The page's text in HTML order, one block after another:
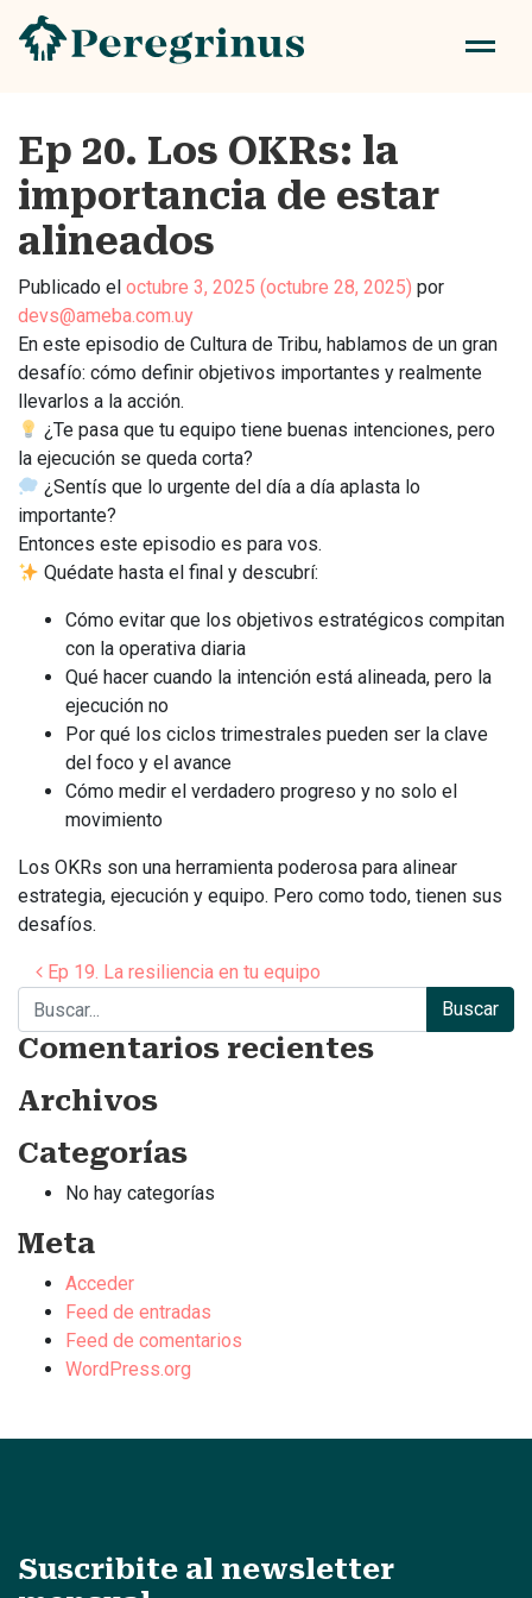
Ep 20. Los OKRs: la
importancia de estar
alineados
Publicado el octubre 3, 2025 (octubre 28, 2025) por
devs@ameba.com.uy
En este episodio de Cultura de Tribu, hablamos de un gran
desafío: cómo definir objetivos importantes y realmente
llevarlos a la acción.
¿Te pasa que tu equipo tiene buenas intenciones, pero
la ejecución se queda corta?
¿Sentís que lo urgente del día a día aplasta lo
importante?
Entonces este episodio es para vos.
Quédate hasta el final y descubrí:
Cómo evitar que los objetivos estratégicos compitan
con la operativa diaria
Qué hacer cuando la intención está alineada, pero la
ejecución no
Por qué los ciclos trimestrales pueden ser la clave
del foco y el avance
Cómo medir el verdadero progreso y no solo el
movimiento
Los OKRs son una herramienta poderosa para alinear
estrategia, ejecución y equipo. Pero como todo, tienen sus
desafíos.
Navegación de entradas
Ep 19. La resiliencia en tu equipo
Buscar:
Comentarios recientes
Archivos
Categorías
No hay categorías
Meta
Acceder
Feed de entradas
Feed de comentarios
WordPress.org
Suscribite al newsletter